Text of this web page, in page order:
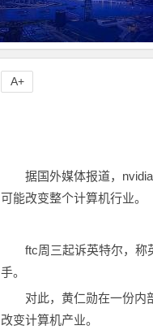
据国外媒体报道，
可能改变整个计算机行业。
ftc周三起诉英特尔，称
手。
对此，黄仁勋在一份内
改变计算机产业。
A+